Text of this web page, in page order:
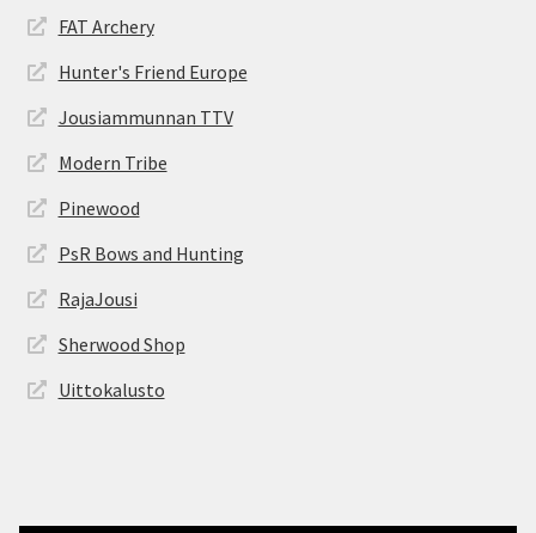
FAT Archery
Hunter's Friend Europe
Jousiammunnan TTV
Modern Tribe
Pinewood
PsR Bows and Hunting
RajaJousi
Sherwood Shop
Uittokalusto